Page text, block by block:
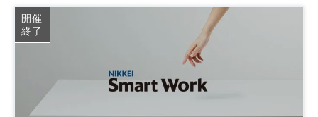
受験 塾 医療 医学部 大学 進学
土日祝開催
開催
終了